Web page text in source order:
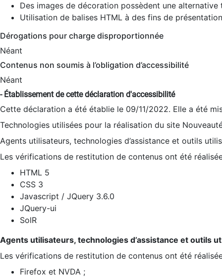
Des images de décoration possèdent une alternative
Utilisation de balises HTML à des fins de
Dérogations pour charge disproportionnée
Néant
Contenus non soumis à l’obligation d’accessibilité
Néant
- Établissement de cette déclaration d'accessibilité
Cette déclaration a été établie le 09/11/2022. Elle a été
Technologies utilisées pour la réalisation du site
Agents utilisateurs, technologies d’assistance et outils
Les vérifications de restitution de contenus ont été
HTML 5
CSS 3
Javascript / JQuery 3.6.0
JQuery-ui
SolR
Agents utilisateurs, technologies d’assistance et outils
Les vérifications de restitution de contenus ont été
Firefox et NVDA ;